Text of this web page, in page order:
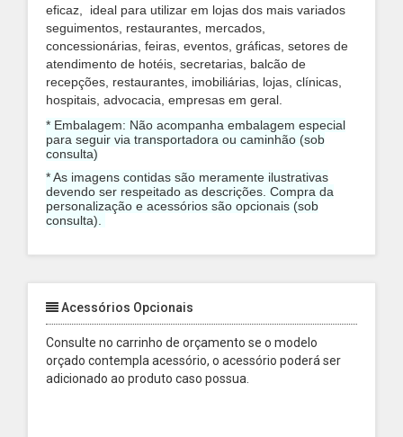
eficaz,
ideal para utilizar em lojas dos mais variados
seguimentos, restaurantes, mercados,
concessionárias, feiras, eventos , gráficas, setores de
atendimento de hotéis, secretarias, balcão de
recepções, restaurantes, imobiliárias, lojas, clínicas,
hospitais, advocacia, empresas em geral.
* Embalagem: Não acompanha embalagem especial
para seguir via transportadora ou caminhão (sob
consulta)
* As imagens contidas são meramente ilustrativas
devendo ser respeitado as descrições. Compra da
personalização e acessórios são opcionais (sob
consulta).
Acessórios Opcionais
Consulte no carrinho de orçamento se o modelo
orçado contempla acessório, o acessório poderá ser
adicionado ao produto caso possua.